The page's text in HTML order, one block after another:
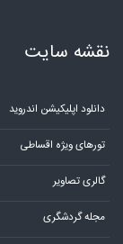
نقشه سایت
دانلود اپلیکیشن اندروید
تورهای ویژه اقساطی
گالری تصاویر
مجله گردشگری